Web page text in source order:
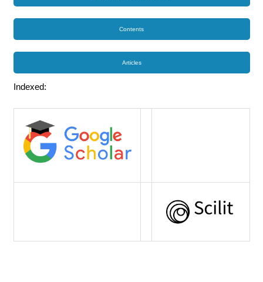
Contents
Articles
Indexed: